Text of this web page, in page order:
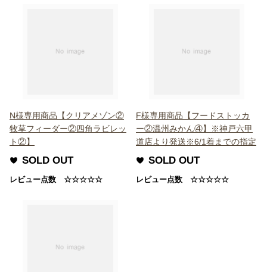
N様専用商品【クリアメゾン②
牧草フィーダー②四角ラビレッ
ト②】
SOLD OUT
レビュー点数 ☆☆☆☆☆
F様専用商品【フードストッカ
ー②温州みかん④】※神戸六甲
道店より発送※6/1着までの指定
SOLD OUT
レビュー点数 ☆☆☆☆☆